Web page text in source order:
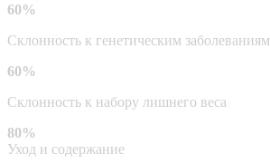
60%
Склонность к генетическим заболеваниям
60%
Склонность к набору лишнего веса
80%
Уход и содержание